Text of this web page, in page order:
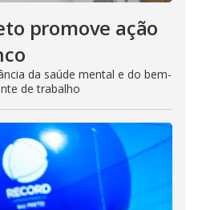
promove ação
da saúde mental e do bem-
de trabalho